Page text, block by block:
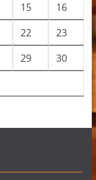
15
16
22
23
29
30